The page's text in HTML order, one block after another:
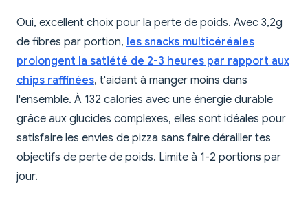
Oui, excellent choix pour la perte de poids. Avec 3,2g
de fibres par portion, les snacks multicéréales
prolongent la satiété de 2-3 heures par rapport aux
chips raffinées, t'aidant à manger moins dans
l'ensemble. À 132 calories avec une énergie durable
grâce aux glucides complexes, elles sont idéales pour
satisfaire les envies de pizza sans faire dérailler tes
objectifs de perte de poids. Limite à 1-2 portions par
jour.